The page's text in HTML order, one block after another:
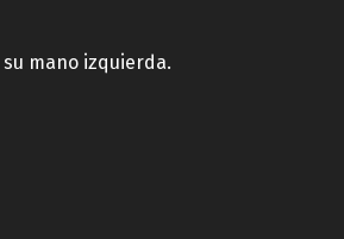
mano izquierda.